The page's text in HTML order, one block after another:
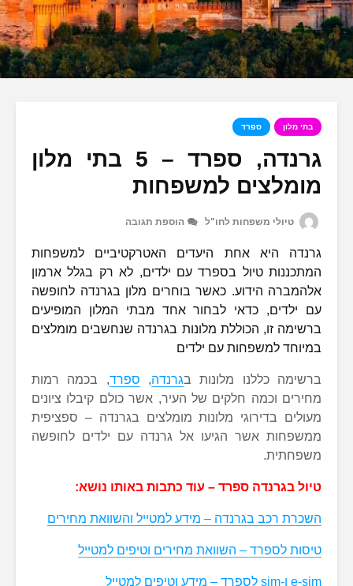
בתי מלון ספרד
גרנדה, ספרד – 5 בתי מלון
מומלצים למשפחות
טיולי משפחות לחו"ל הוספת תגובה
גרנדה היא אחת היעדים האטרקטיביים למשפחות
המתכננות טיול בספרד עם ילדים, לא רק בגלל ארמון
אלהמברה הידוע. כאשר בוחרים מלון בגרנדה לחופשה
עם ילדים, כדאי לבחור אחד מבתי המלון המופיעים
ברשימה זו, הכוללת מלונות בגרנדה שנחשבים מומלצים
במיוחד למשפחות עם ילדים
ברשימה כללנו מלונות בגרנדה, ספרד, בכמה רמות
מחירים וכמה חלקים של העיר, אשר כולם קיבלו ציונים
מעולים בדירוגי מלונות מומלצים בגרנדה – ספציפית
ממשפחות אשר הגיעו אל גרנדה עם ילדים לחופשה
משפחתית.
טיול בגרנדה ספרד – עוד כתבות באותו נושא:
השכרת רכב בגרנדה – מידע למטייל והשוואת מחירים
טיסות לספרד – השוואת מחירים וטיפים למטייל
e-sim ו-sim לספרד – מידע וטיפים למטייל